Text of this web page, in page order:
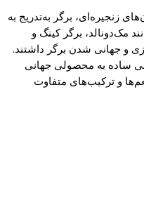
زنجیره‌ای، برگر به‌تدریج به
مک‌دونالد، برگر کینگ و
و جهانی شدن برگر داشتند.
ساده به محصولی جهانی
و ترکیب‌های متفاوت